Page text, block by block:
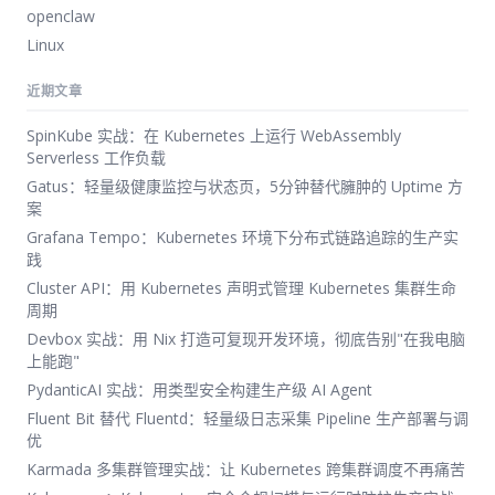
openclaw
Linux
近期文章
SpinKube 实战：在 Kubernetes 上运行 WebAssembly
Serverless 工作负载
Gatus：轻量级健康监控与状态页，5分钟替代臃肿的 Uptime 方
案
Grafana Tempo：Kubernetes 环境下分布式链路追踪的生产实
践
Cluster API：用 Kubernetes 声明式管理 Kubernetes 集群生命
周期
Devbox 实战：用 Nix 打造可复现开发环境，彻底告别"在我电脑
上能跑"
PydanticAI 实战：用类型安全构建生产级 AI Agent
Fluent Bit 替代 Fluentd：轻量级日志采集 Pipeline 生产部署与调
优
Karmada 多集群管理实战：让 Kubernetes 跨集群调度不再痛苦